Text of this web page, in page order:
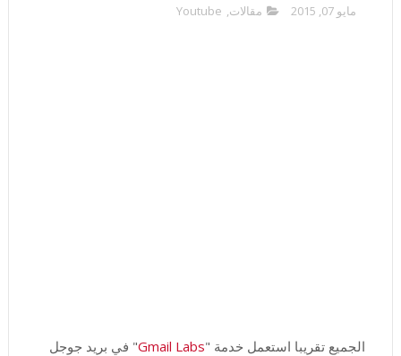
مايو 07, 2015 مقالات,
Youtube
الجميع تقريبا استعمل خدمة "Gmail Labs" في بريد جوجل